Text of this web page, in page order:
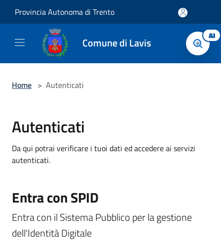
Provincia Autonoma di Trento
Comune di Lavis AI
Home > Autenticati
Autenticati
Da qui potrai verificare i tuoi dati ed accedere ai servizi
autenticati.
Entra con SPID
Entra con il Sistema Pubblico per la gestione
dell'Identità Digitale